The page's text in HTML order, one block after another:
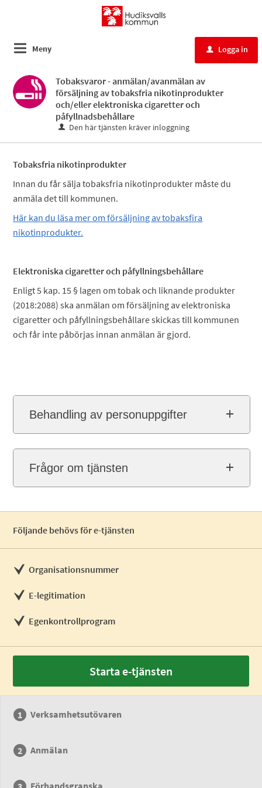
Meny u Logga in
Tobaksvaror - anmälan/avanmälan av
försäljning av tobaksfria nikotinprodukter
och/eller elektroniska cigaretter och
påfyllnadsbehållare
Den här tjänsten kräver inloggning
Tobaksfria nikotinprodukter
Innan du får sälja tobaksfria nikotinprodukter måste du
anmäla det till kommunen.
Här kan du läsa mer om försäljning av tobaksfira
nikotinprodukter.
Elektroniska cigaretter och påfyllningsbehållare
Enligt 5 kap. 15 § lagen om tobak och liknande produkter
(2018:2088) ska anmälan om försäljning av elektroniska
cigaretter och påfyllningsbehållare skickas till kommunen
och får inte påbörjas innan anmälan är gjord.
Behandling av personuppgifter
Frågor om tjänsten
Följande behövs för e-tjänsten
Organisationsnummer
E-legitimation
Egenkontrollprogram
Starta e-tjänsten
Verksamhetsutövaren
Anmälan
Förhandsgranska